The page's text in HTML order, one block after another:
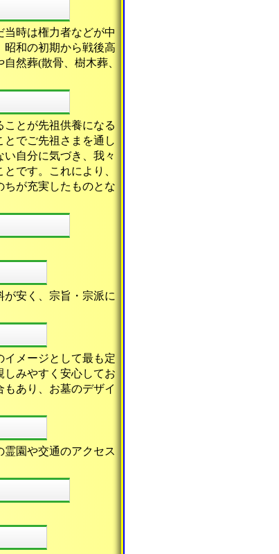
時は権力者などが中
和の初期から戦後高
然葬(散骨、樹木葬、
とが先祖供養になる
でご先祖さまを通し
自分に気づき、我々
です。これにより、
ちが充実したものとな
安く、宗旨・宗派に
メージとして最も定
みやすく安心してお
あり、お墓のデザイ
園や交通のアクセス